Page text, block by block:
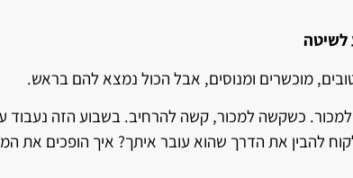
מוכשרים ומנוסים, אבל הכול נמצא להם בראש.
כשקשה למכור, קשה להרחיב. בשבוע הזה נעבוד על
להבין את הדרך שהוא עובר איתך? איך הופכים